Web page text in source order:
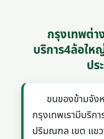
กรุงเทพต่า
บริการ4ล้อให
ปร
ขนของข้ามจังห
กรุงเทพเรามีบริก
ปริมณฑล เขต แขว